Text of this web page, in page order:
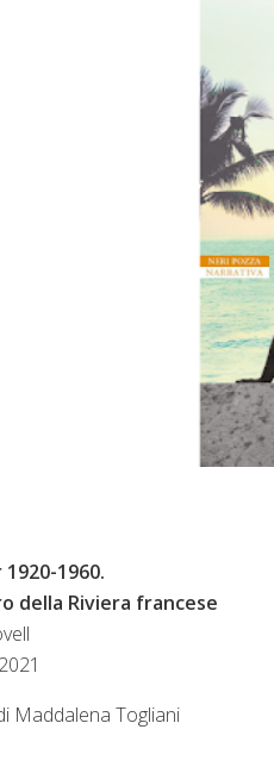
1920-1960.
della Riviera francese
Maddalena Togliani